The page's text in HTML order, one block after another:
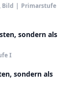
Bild | Primarstufe
sondern als
I
sondern als